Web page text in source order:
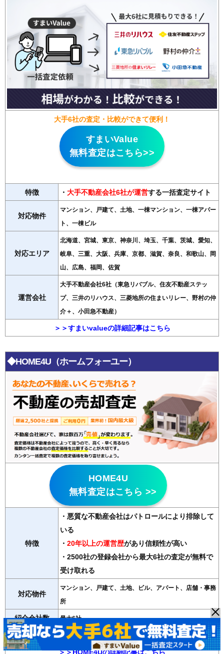
大手6社の査定・比較ができて便利！
すまいValue
無料査定はこちら>>
特徴 ・ 大手不動産会社6社が運営する一括査定サイト
対応物件
マンション、戸建て、土地、一棟マンション、一棟アパー
ト、一棟ビル
対応エリア
北海道、宮城、東京、神奈川、埼玉、千葉、茨城、愛知、
岐阜、三重、大阪、兵庫、京都、滋賀、奈良、和歌山、岡
山、広島、福岡、佐賀
運営会社
大手不動産会社6社（東急リバブル、住友不動産ステッ
プ、三井のリハウス、三菱地所の住まいリレー、野村の仲
介＋、小田急不動産）
＞＞すまいvalueの詳細記事はこちら
◆HOME4U（ホームフォーユー）
HOME4U
無料査定はこちら >>
特徴
・悪質な不動産会社はパトロールにより排除して
いる
・ 20年以上の運営歴があり信頼性が高い
・2500社の登録会社から最大6社の査定が無料で
受け取れる
対応物件
マンション、戸建て、土地、ビル、アパート、店舗・事務
所
紹介会社数 最大6社
運営会社 NTTデータ・ウィズ（東証プライム子会社）
＞＞HOME4Uの詳細記事はこちら